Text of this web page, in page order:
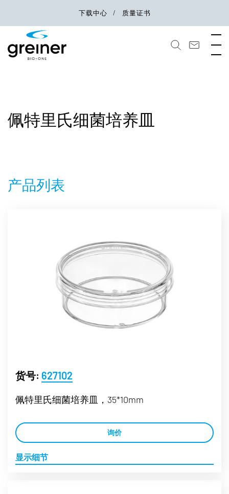
下载中心 质量证书
佩特里氏细菌培养皿
产品列表
货号: 627102
佩特里氏细菌培养皿，35*10mm
询价
显示细节